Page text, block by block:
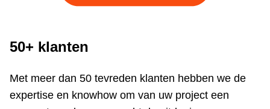
50+ klanten
Met meer dan 50 tevreden klanten hebben we de
expertise en knowhow om van uw project een